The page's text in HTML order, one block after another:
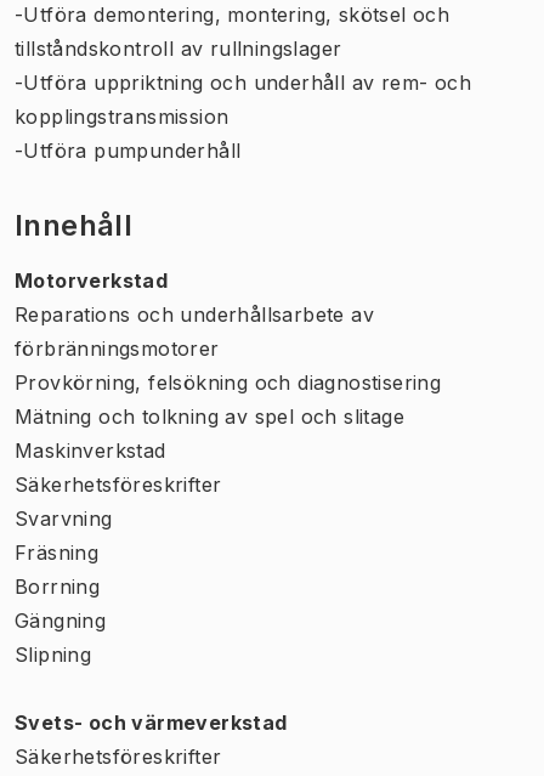
-Utföra demontering, montering, skötsel och
tillståndskontroll av rullningslager
-Utföra uppriktning och underhåll av rem- och
kopplingstransmission
-Utföra pumpunderhåll
Innehåll
Motorverkstad
Reparations och underhållsarbete av
förbränningsmotorer
Provkörning, felsökning och diagnostisering
Mätning och tolkning av spel och slitage
Maskinverkstad
Säkerhetsföreskrifter
Svarvning
Fräsning
Borrning
Gängning
Slipning
Svets- och värmeverkstad
Säkerhetsföreskrifter